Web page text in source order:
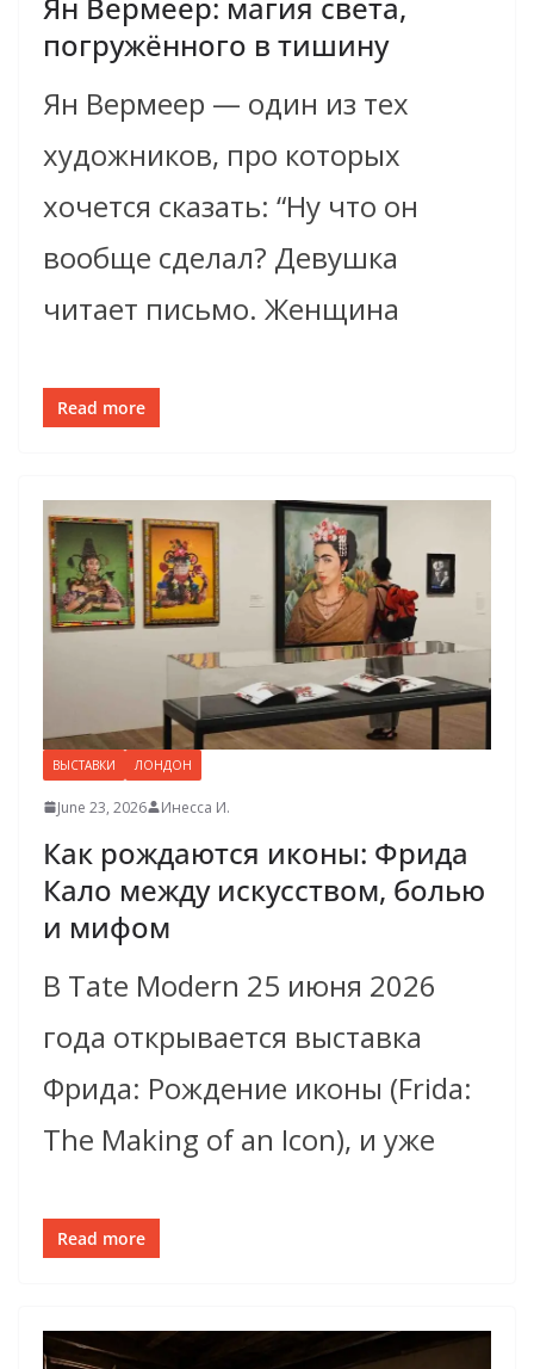
погружённого в тишину
Ян Вермеер — один из тех
художников, про которых
хочется сказать: “Ну что он
вообще сделал? Девушка
читает письмо. Женщина
Read more
ВЫСТАВКИ ЛОНДОН
June 23, 2026 Инесса И.
Как рождаются иконы: Фрида
Кало между искусством, болью
и мифом
В Tate Modern 25 июня 2026
года открывается выставка
Фрида: Рождение иконы (Frida:
The Making of an Icon), и уже
Read more